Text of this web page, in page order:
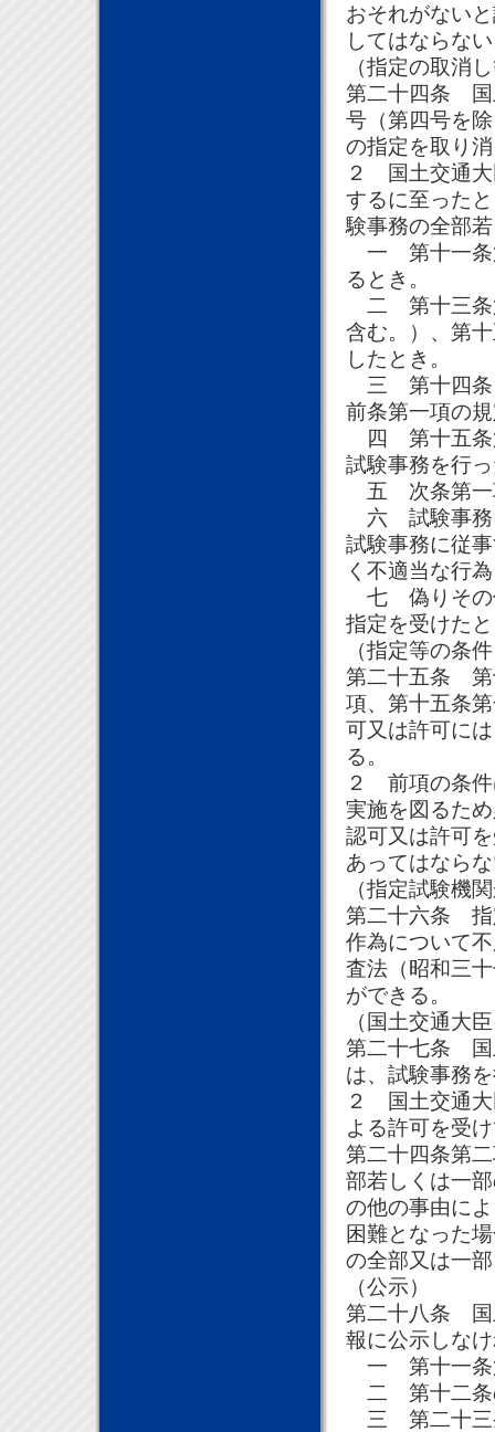
おそれがない
してはならな
（指定の取消
第二十四条 国
号（第四号を
の指定を取り
２ 国土交通大
するに至った
験事務の全部
一 第十一条
るとき。
二 第十三条
含む。）、第
したとき。
三 第十四条
前条第一項の
四 第十五条
試験事務を行
五 次条第一
六 試験事務
試験事務に従
く不適当な行
七 偽りその
指定を受けた
（指定等の条
第二十五条 第
項、第十五条
可又は許可に
る。
２ 前項の条件
実施を図るた
認可又は許可
あってはなら
（指定試験機
第二十六条 指
作為について
査法（昭和三
ができる。
（国土交通大
第二十七条 国
は、試験事務
２ 国土交通大
よる許可を受
第二十四条第
部若しくは一
の他の事由に
困難となった
の全部又は一
（公示）
第二十八条 国
報に公示しな
一 第十一条
二 第十二条
三 第二十三